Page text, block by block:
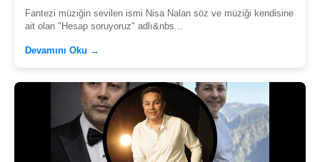
Fantezi müziğin sevilen ismi Nisa Nalan söz ve müziği kendisine
ait olan "Hesap soruyoruz" adlı&nbs...
Devamını Oku →